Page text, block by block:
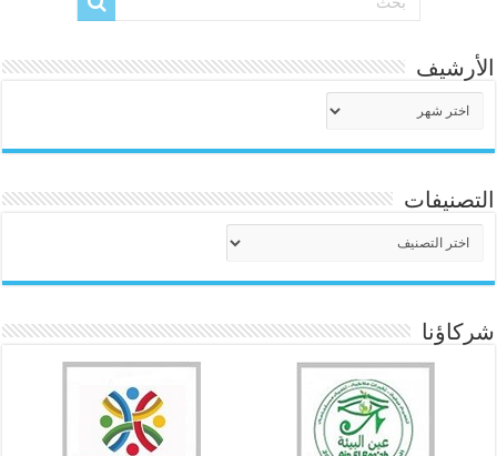
الأرشيف
التصنيفات
شركاؤنا